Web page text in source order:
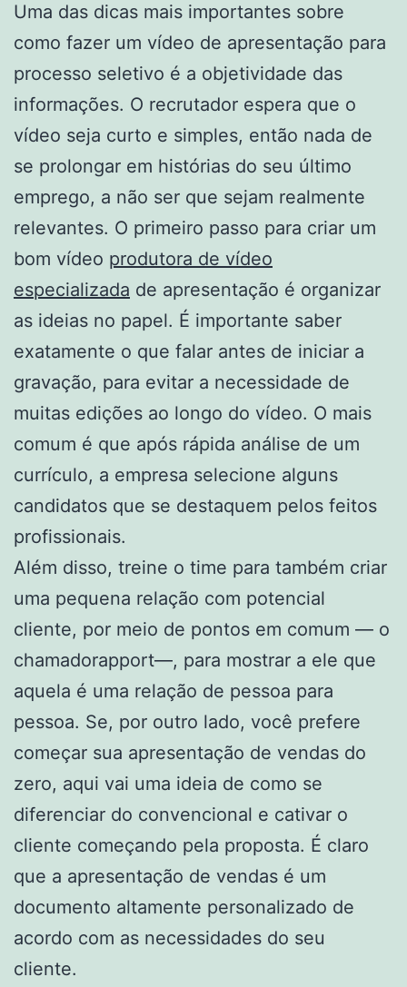
Uma das dicas mais importantes sobre
como fazer um vídeo de apresentação para
processo seletivo é a objetividade das
informações. O recrutador espera que o
vídeo seja curto e simples, então nada de
se prolongar em histórias do seu último
emprego, a não ser que sejam realmente
relevantes. O primeiro passo para criar um
bom vídeo produtora de vídeo
especializada de apresentação é organizar
as ideias no papel. É importante saber
exatamente o que falar antes de iniciar a
gravação, para evitar a necessidade de
muitas edições ao longo do vídeo. O mais
comum é que após rápida análise de um
currículo, a empresa selecione alguns
candidatos que se destaquem pelos feitos
profissionais.
Além disso, treine o time para também criar
uma pequena relação com potencial
cliente, por meio de pontos em comum — o
chamadorapport—, para mostrar a ele que
aquela é uma relação de pessoa para
pessoa. Se, por outro lado, você prefere
começar sua apresentação de vendas do
zero, aqui vai uma ideia de como se
diferenciar do convencional e cativar o
cliente começando pela proposta. É claro
que a apresentação de vendas é um
documento altamente personalizado de
acordo com as necessidades do seu
cliente.